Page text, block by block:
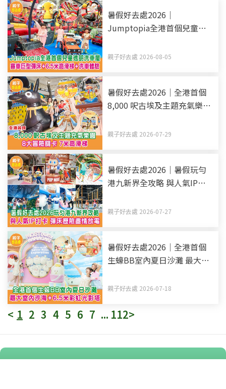
暑假好去處2026｜
Jumptopia全港首個兒童透
米高滑梯+洗車體驗
親子好去處 2026-08-05
暑假好去處2026｜全港首個
8,000 呎古埃及主題充氣樂園
親子好去處 2026-07-29
暑假好去處2026｜暑假玩勻
港九新界全攻略 與人氣IP打
更新）
親子好去處 2026-07-27
暑假好去處2026｜全港首個
生蠔BB室內夏日沙灘 最大室
親子好去處 2026-07-18
< 1 2 3 4 5 6 7 ... 112>